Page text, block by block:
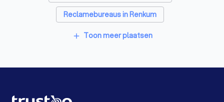
Reclamebureaus in Renkum
Reclamebureaus in Veenendaal
add Toon meer plaatsen